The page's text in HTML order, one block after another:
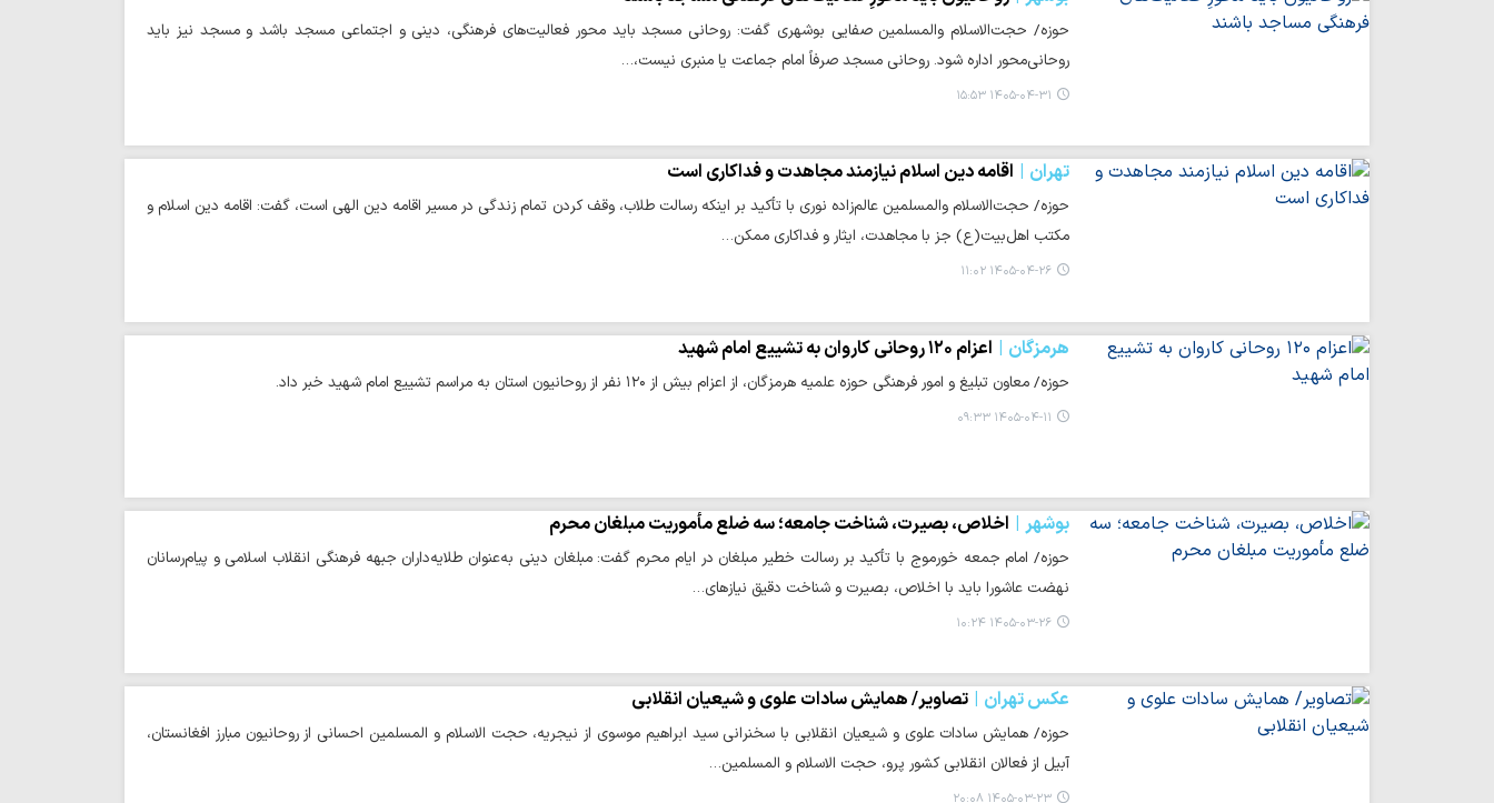
حوزه/ حجت‌الاسلام والمسلمین صفایی بوشهری گفت: روحانی مسجد باید محور فعالیت‌های فرهنگی، دینی و اجتماعی مسجد باشد و مسجد نیز باید
روحانی‌محور اداره شود. روحانی مسجد صرفاً امام جماعت یا منبری نیست،…
۱۴۰۵-۰۴-۳۱ ۱۵:۵۳
تهران اقامه دین اسلام نیازمند مجاهدت و فداکاری است
حوزه/ حجت‌الاسلام والمسلمین عالم‌زاده نوری با تأکید بر اینکه رسالت طلاب، وقف کردن تمام زندگی در مسیر اقامه دین الهی است، گفت: اقامه دین اسلام و
مکتب اهل‌بیت(ع) جز با مجاهدت، ایثار و فداکاری ممکن…
۱۴۰۵-۰۴-۲۶ ۱۱:۰۲
هرمزگان اعزام ۱۲۰ روحانی کاروان به تشییع امام شهید
حوزه/ معاون تبلیغ و امور فرهنگی حوزه علمیه هرمزگان، از اعزام بیش از ۱۲۰ نفر از روحانیون استان به مراسم تشییع امام شهید خبر داد.
۱۴۰۵-۰۴-۱۱ ۰۹:۳۳
بوشهر اخلاص، بصیرت، شناخت جامعه؛ سه ضلع مأموریت مبلغان محرم
حوزه/ امام جمعه خورموج با تأکید بر رسالت خطیر مبلغان در ایام محرم گفت: مبلغان دینی به‌عنوان طلایه‌داران جبهه فرهنگی انقلاب اسلامی و پیام‌رسانان
نهضت عاشورا باید با اخلاص، بصیرت و شناخت دقیق نیازهای…
۱۴۰۵-۰۳-۲۶ ۱۰:۲۴
عکس تهران تصاویر/ همایش سادات علوی و شیعیان انقلابی
حوزه/ همایش سادات علوی و شیعیان انقلابی با سخنرانی سید ابراهیم موسوی از نیجریه، حجت الاسلام و المسلمین احسانی از روحانیون مبارز افغانستان،
آبیل از فعالان انقلابی کشور پرو، حجت الاسلام و المسلمین…
۱۴۰۵-۰۳-۲۳ ۲۰:۰۸